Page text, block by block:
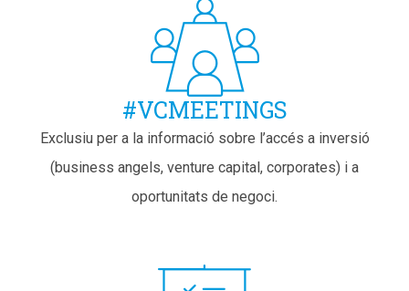
#VCMEETINGS
Exclusiu per a la informació sobre l’accés a inversió
(business angels, venture capital, corporates) i a
oportunitats de negoci.